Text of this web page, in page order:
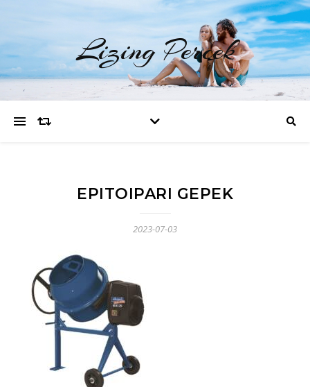
Lizing Percek
EPITOIPARI GEPEK
2023-07-03